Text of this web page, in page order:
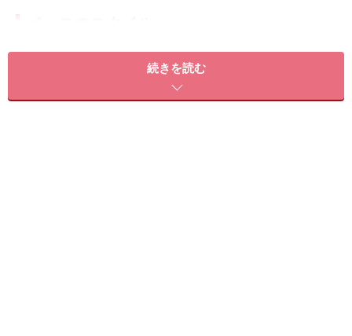
鎖骨ラインの前上がりのラウンドボブ
続きを読む